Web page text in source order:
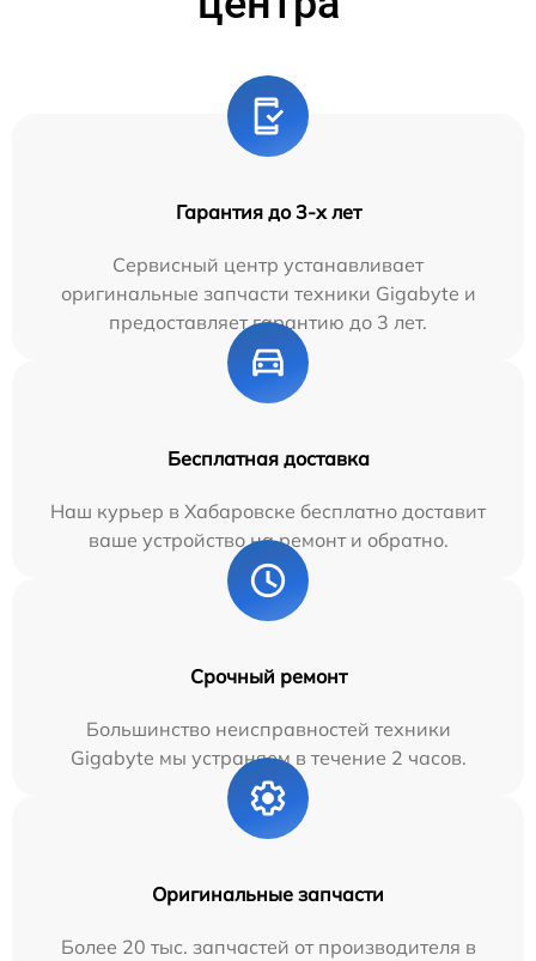
Гарантия до 3-х лет
Сервисный центр устанавливает
оригинальные запчасти техники Gigabyte и
предоставляет гарантию до 3 лет.
Бесплатная доставка
Наш курьер в Хабаровске бесплатно доставит
ваше устройство на ремонт и обратно.
Срочный ремонт
Большинство неисправностей техники
Gigabyte мы устраняем в течение 2 часов.
Оригинальные запчасти
Более 20 тыс. запчастей от производителя в